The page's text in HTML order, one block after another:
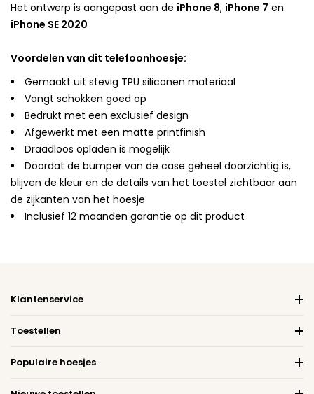
Het ontwerp is aangepast aan de iPhone 8, iPhone 7 en
iPhone SE 2020
Voordelen van dit telefoonhoesje:
Gemaakt uit stevig TPU siliconen materiaal
Vangt schokken goed op
Bedrukt met een exclusief design
Afgewerkt met een matte printfinish
Draadloos opladen is mogelijk
Doordat de bumper van de case geheel doorzichtig is,
blijven de kleur en de details van het toestel zichtbaar aan
de zijkanten van het hoesje
Inclusief 12 maanden garantie op dit product
Klantenservice
Toestellen
Populaire hoesjes